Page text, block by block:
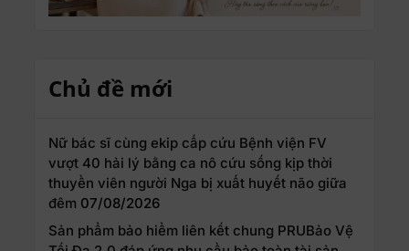
Chủ đề mới
Nữ bác sĩ cùng ekip cấp cứu Bệnh viện FV
vượt 40 hải lý bằng ca nô cứu sống kịp thời
thuyền viên người Nga bị xuất huyết não giữa
đêm 07/08/2026
Sản phẩm bảo hiểm liên kết chung PRUBảo Vệ